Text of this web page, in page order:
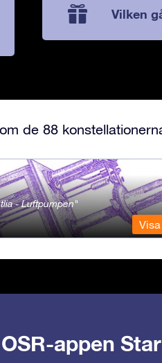
Vilken
de 88
- Luftpumpen
Visa
appen